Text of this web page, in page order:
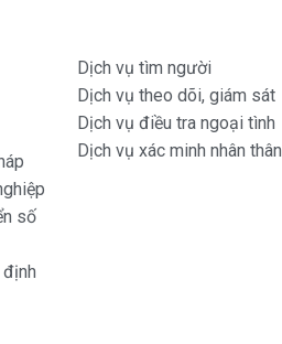
số
Dịch vụ tìm người
Dịch vụ theo dõi, giám sát
Dịch vụ điều tra ngoại tình
Dịch vụ xác minh nhân thân